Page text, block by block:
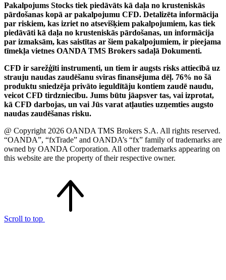
Pakalpojums Stocks tiek piedāvāts kā daļa no krusteniskās
pārdošanas kopā ar pakalpojumu CFD. Detalizēta informācija
par riskiem, kas izriet no atsevišķiem pakalpojumiem, kas tiek
piedāvāti kā daļa no krusteniskās pārdošanas, un informācija
par izmaksām, kas saistītas ar šiem pakalpojumiem, ir pieejama
tīmekļa vietnes OANDA TMS Brokers sadaļā Dokumenti.
CFD ir sarežģīti instrumenti, un tiem ir augsts risks attiecībā uz
strauju naudas zaudēšanu sviras finansējuma dēļ. 76% no šā
produktu sniedzēja privāto ieguldītāju kontiem zaudē naudu,
veicot CFD tirdzniecību. Jums būtu jāapsver tas, vai izprotat,
kā CFD darbojas, un vai Jūs varat atļauties uzņemties augsto
naudas zaudēšanas risku.
@ Copyright 2026 OANDA TMS Brokers S.A. All rights reserved.
“OANDA”, “fxTrade” and OANDA’s “fx” family of trademarks are
owned by OANDA Corporation. All other trademarks appearing on
this website are the property of their respective owner.
Scroll to top